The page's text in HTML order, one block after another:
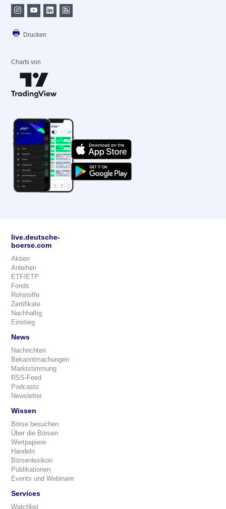
Drucken
Charts von
live.deutsche-
boerse.com
Aktien
Anleihen
ETF/ETP
Fonds
Rohstoffe
Zertifikate
Nachhaltig
Einstieg
News
Nachrichten
Bekanntmachungen
Marktstimmung
RSS-Feed
Podcasts
Newsletter
Wissen
Börse besuchen
Über die Börsen
Wertpapiere
Handeln
Börsenlexikon
Publikationen
Events und Webinare
Services
Watchlist